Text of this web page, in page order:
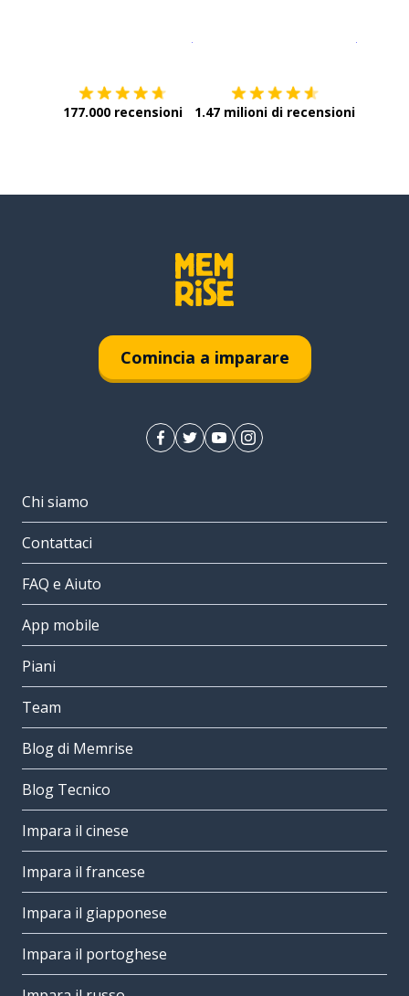
177.000 recensioni 1.47 milioni di recensioni
Comincia a imparare
Chi siamo
Contattaci
FAQ e Aiuto
App mobile
Piani
Team
Blog di Memrise
Blog Tecnico
Impara il cinese
Impara il francese
Impara il giapponese
Impara il portoghese